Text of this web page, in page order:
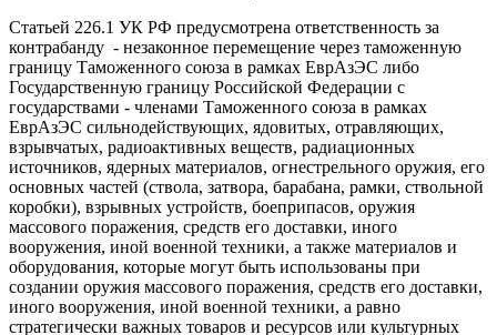
Статьей 226.1 УК РФ предусмотрена ответственность за
контрабанду ​ - незаконное​ перемещение через​ таможенную
границу​ Таможенного союза в рамках ЕврАзЭС либо
Государственную границу Российской Федерации с
государствами - членами Таможенного союза в рамках
ЕврАзЭС сильнодействующих, ядовитых, отравляющих,
взрывчатых,​ радиоактивных веществ, радиационных
источников,​ ядерных материалов, огнестрельного оружия, его
основных частей (ствола, затвора, барабана, рамки, ствольной
коробки), взрывных устройств, боеприпасов, оружия
массового поражения, средств его доставки, иного
вооружения, иной военной техники, а также материалов и
оборудования, которые могут быть использованы при
создании оружия массового поражения, средств его доставки,
иного вооружения, иной военной техники, а равно
стратегически важных товаров и ресурсов или культурных